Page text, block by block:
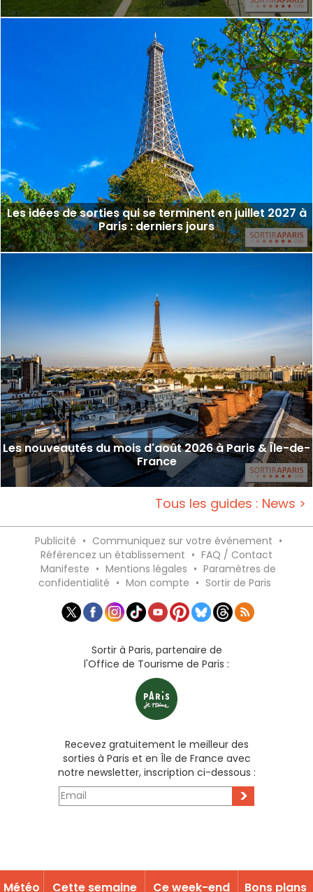
Les idées de sorties qui se terminent en juillet 2027 à
Paris : derniers jours
Les nouveautés du mois d'août 2026 à Paris & Île-de-
France
Tous les guides : News >
Publicité • Communiquez sur votre événement •
Référencez un établissement • FAQ / Contact
Manifeste • Mentions légales • Paramètres de
confidentialité • Mon compte • Sortir de Paris
Sortir à Paris, partenaire de
l'Office de Tourisme de Paris :
Recevez gratuitement le meilleur des
sorties à Paris et en Île de France avec
notre newsletter, inscription ci-dessous :
>
Météo Cette semaine Ce week-end Bons plans